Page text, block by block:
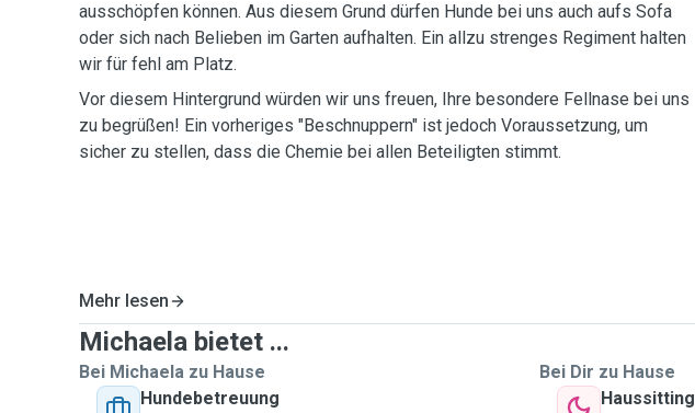
ausschöpfen können. Aus diesem Grund dürfen Hunde bei uns auch aufs Sofa
oder sich nach Belieben im Garten aufhalten. Ein allzu strenges Regiment halten
wir für fehl am Platz.
Vor diesem Hintergrund würden wir uns freuen, Ihre besondere Fellnase bei uns
zu begrüßen! Ein vorheriges "Beschnuppern" ist jedoch Voraussetzung, um
sicher zu stellen, dass die Chemie bei allen Beteiligten stimmt.
Mehr lesen
Michaela bietet ...
Bei Michaela zu Hause
Hundebetreuung
Bei Dir zu Hause
Haussitting